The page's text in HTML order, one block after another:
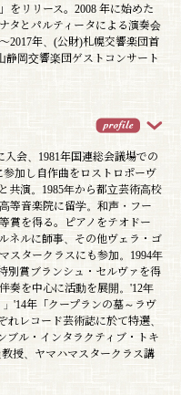
をリリース。2008 年に始めた
タとパルティータによる演奏会
2017年、(公財)札幌交響楽団首
静岡交響楽団ゲストコンサート
会、1981年国連総会議場での
加し自作曲をロストロポーヴ
共演。1985年から都立芸術高校
等音楽院に留学。和声・フー
賞を得る。ピアノをテオドー
ネルに師事、その他ヴェラ・ゴ
スタークラスにも参加。1994年
別賞ブランシュ・セルヴァを得
奏を中心に活動を展開。'12年
'14年「クープランの墓～ラヴ
レコード芸術誌に於て特選、
ブル・インタラクティブ・トキ
授、ヤマハマスタークラス講